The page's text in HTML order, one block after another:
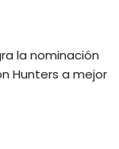
la nominación
Hunters a mejor